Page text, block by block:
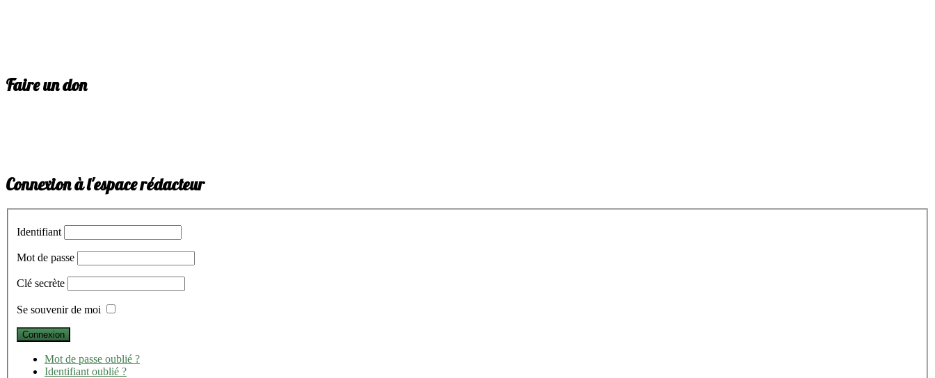
Faire un don
Connexion à l'espace rédacteur
Identifiant
Mot de passe
Clé secrète
Se souvenir de moi
Mot de passe oublié ?
Identifiant oublié ?